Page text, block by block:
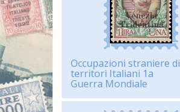
Occupazioni straniere di
territori Italiani 1a
Guerra Mondiale